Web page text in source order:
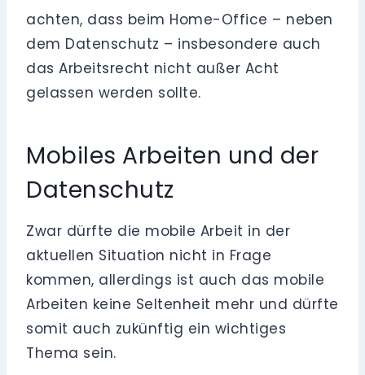
achten, dass beim Home-Office – neben
dem Datenschutz – insbesondere auch
das Arbeitsrecht nicht außer Acht
gelassen werden sollte.
Mobiles Arbeiten und der
Datenschutz
Zwar dürfte die mobile Arbeit in der
aktuellen Situation nicht in Frage
kommen, allerdings ist auch das mobile
Arbeiten keine Seltenheit mehr und dürfte
somit auch zukünftig ein wichtiges
Thema sein.